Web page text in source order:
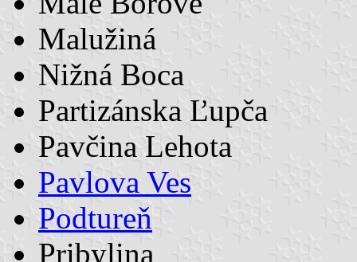
Malužiná
Nižná Boca
Partizánska Ľupča
Pavčina Lehota
Pavlova Ves
Podtureň
Pribylina